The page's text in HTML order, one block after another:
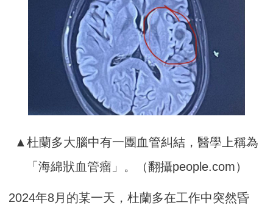
▲杜蘭多大腦中有一團血管糾結，醫學上稱為
「海綿狀血管瘤」。（翻攝people.com）
2024年8月的某一天，杜蘭多在工作中突然昏